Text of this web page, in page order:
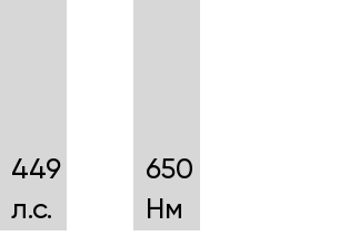
449
л.с.
650
Нм